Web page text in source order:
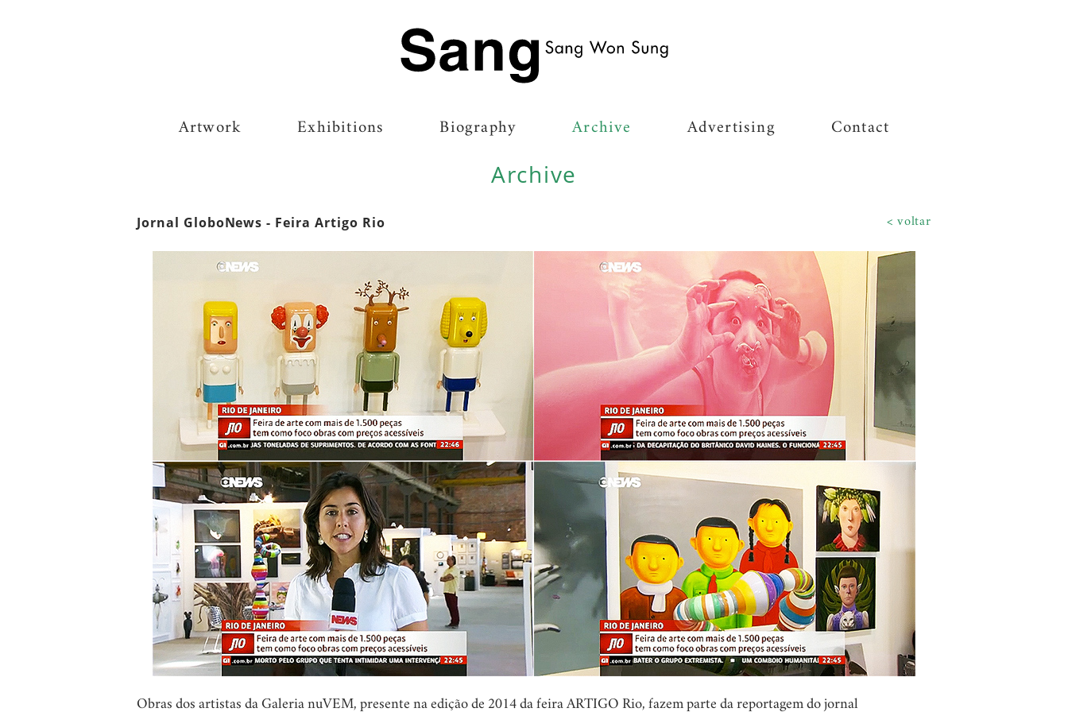
Ir para a página inicial
Artwork Exhibitions Biography Archive Advertising Contact
Archive
Jornal GloboNews - Feira Artigo Rio voltar
Obras dos artistas da Galeria nuVEM, presente na edição de 2014 da feira ARTIGO Rio, fazem parte da reportagem do jornal